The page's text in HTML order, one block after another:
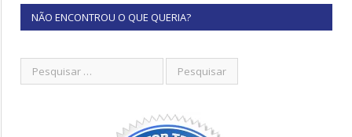
NÃO ENCONTROU O QUE QUERIA?